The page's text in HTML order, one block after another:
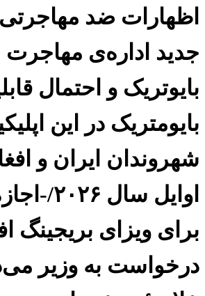
اظهارات ضد
جدید اداره‌ی مهاجرت
بایوتریک و احتمال
بایومتریک در این
شهروندان ایران و
اوایل سال
برای ویزای بریجینگ
درخواست به وزیر